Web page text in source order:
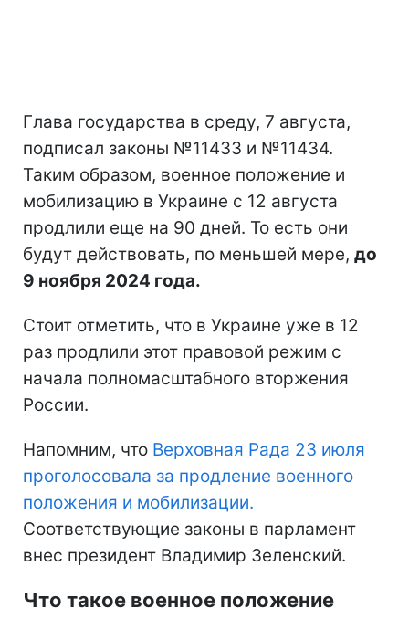
Глава государства в среду, 7 августа,
подписал законы №11433 и №11434.
Таким образом, военное положение и
мобилизацию в Украине с 12 августа
продлили еще на 90 дней. То есть они
будут действовать, по меньшей мере, до
9 ноября 2024 года.
Стоит отметить, что в Украине уже в 12
раз продлили этот правовой режим с
начала полномасштабного вторжения
России.
Напомним, что Верховная Рада 23 июля
проголосовала за продление военного
положения и мобилизации.
Соответствующие законы в парламент
внес президент Владимир Зеленский.
Что такое военное положение